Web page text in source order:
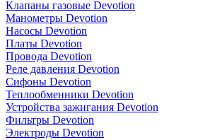
Клапаны газовые Devotion
Манометры Devotion
Насосы Devotion
Платы Devotion
Провода Devotion
Реле давления Devotion
Сифоны Devotion
Теплообменники Devotion
Устройства зажигания Devotion
Фильтры Devotion
Электроды Devotion